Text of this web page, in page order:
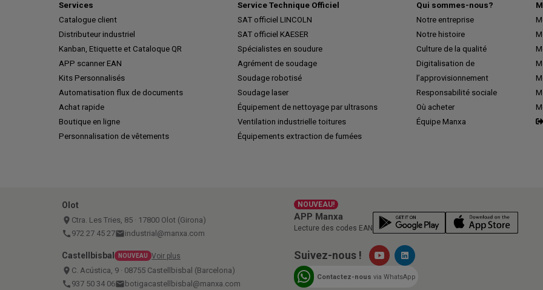
Services
Catalogue client
Distributeur industriel
Kanban, Etiquette et Cataloque QR
APP scanner EAN
Kits Personnalisés
Automatisation flux de documents
Achat rapide
Boutique en ligne
Personnalisation de vêtements
Service Technique Officiel
SAT officiel LINCOLN
SAT officiel KAESER
Spécialistes en soudure
Agrément de soudage
Soudage robotisé
Soudage laser
Équipement de nettoyage par ultrasons
Ventilation industrielle toitures
Équipements extraction de fumées
Qui sommes-nous?
Notre entreprise
Notre histoire
Culture de la qualité
Digitalisation de
l’approvisionnement
Responsabilité sociale
Où acheter
Équipe Manxa
Olot
place Ctra. Les Tries, 85 · 17800 Olot (Girona)
call 972 27 45 27emailindustrial@manxa.com
Castellbisbal NOUVEAU Voir plus
place C. Acústica, 9 · 08755 Castellbisbal (Barcelona)
call 937 50 34 06email botigacastellbisbal@manxa.com
NOUVEAU!
APP Manxa
Lecture des codes EAN
Suivez-nous !
Contactez-nous via WhatsApp